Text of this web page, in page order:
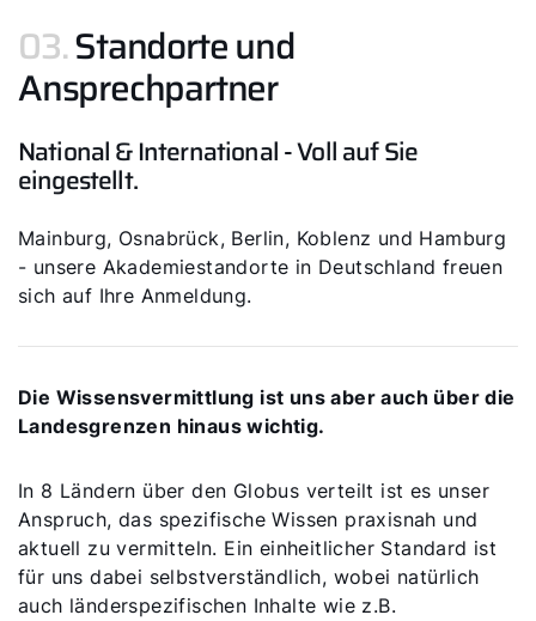
03.Standorte und
Ansprechpartner
National & International - Voll auf Sie
eingestellt.
Mainburg, Osnabrück, Berlin, Koblenz und Hamburg
- unsere Akademiestandorte in Deutschland freuen
sich auf Ihre Anmeldung.
Die Wissensvermittlung ist uns aber auch über die
Landesgrenzen hinaus wichtig.
In 8 Ländern über den Globus verteilt ist es unser
Anspruch, das spezifische Wissen praxisnah und
aktuell zu vermitteln. Ein einheitlicher Standard ist
für uns dabei selbstverständlich, wobei natürlich
auch länderspezifischen Inhalte wie z.B.